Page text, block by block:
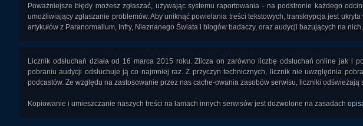
Poważniejsze błędy możesz zgłaszać, używając systemu raportowania - na podstronie każdego
umożliwiający zgłaszanie problemów. Aby uniknąć powielania treści tekstowych, transkrypcja jest
artykułów z Paranormalium, Infry, Nieznanego Świata i blogów badaczy, oraz audycji bazujących na
Licznik odsłuchań działa od 16 marca 2015 roku. Zlicza on zarówno liczbę odsłuchań online jak i
pobraniu audycji odsłuchuje ją co najmniej raz. Z przyczyn technicznych, licznik nie uwzględnia
podcastów. Ze względu na zastosowanie przez nas cache-owania zasobów serwisu, liczniki
Kopiowanie i umieszczanie naszych treści na łamach innych serwisów jest dozwolone na zasadach